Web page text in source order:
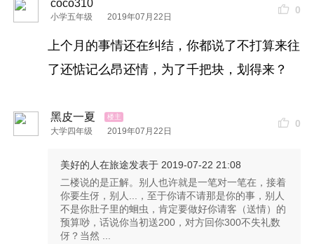
coco310
小学五年级 2019年07月22日
0
上个月的事情还在纠结，你都说了不打算来往
了还惦记么昂还情，为了千把块，划得来？
黑皮一夏
大学四年级 2019年07月22日
0
美好的人在旅途发表于 2019-07-22 21:08
二楼说的是正解。别人也许就是一笔对一笔在，接着
你要生伢，别人...，至于你请不请那是你的事，别人
不是你肚子里的蛔虫，肯定要做好你请客（送情）的
预算唦，话说你当初送200，对方回你300不失礼数
伢？当然 ...